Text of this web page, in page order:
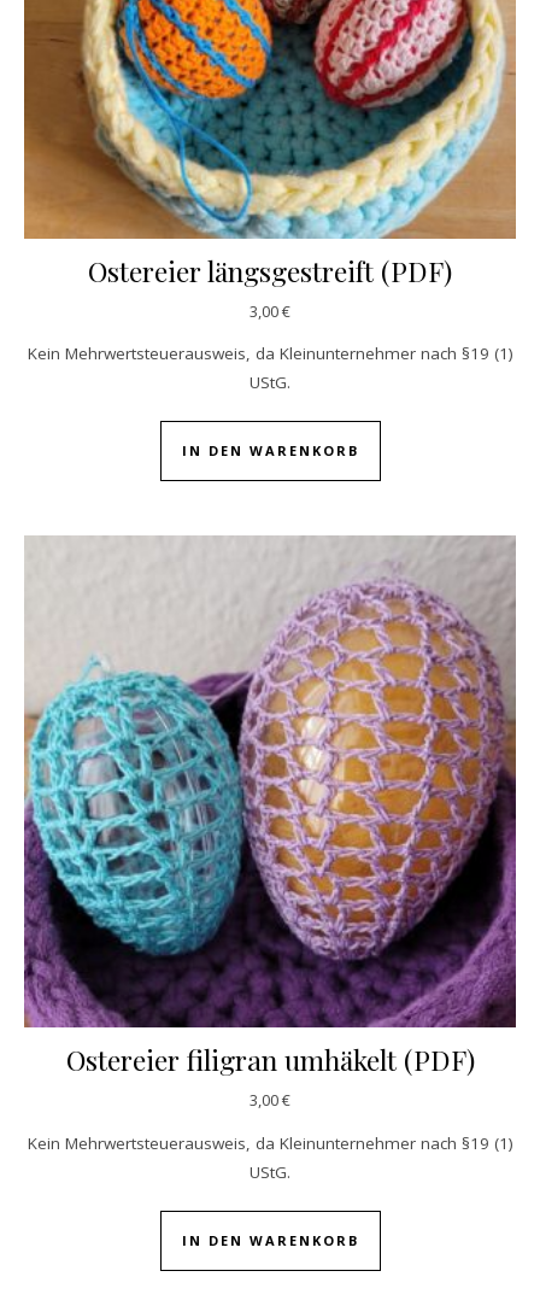
Ostereier längsgestreift (PDF)
3,00€
Kein Mehrwertsteuerausweis, da Kleinunternehmer nach §19 (1)
UStG.
IN DEN WARENKORB
Ostereier filigran umhäkelt (PDF)
3,00€
Kein Mehrwertsteuerausweis, da Kleinunternehmer nach §19 (1)
UStG.
IN DEN WARENKORB